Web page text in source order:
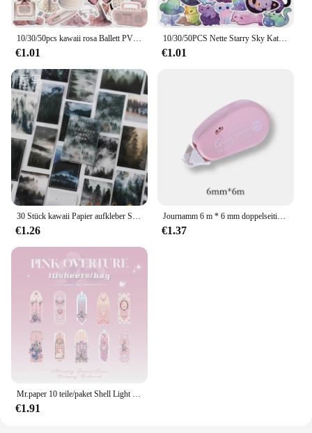
€1.01
10/30/50PCS Nette Starry Sky Katze PVC Aufkleber Ästhetische kinder Schreibwaren Dekoration Scrapbooking Schule Liefert für Kinder
€1.01
€1.26
Journamm 6 m * 6 mm doppelseitiges Klebeband mit Punkten, DIY, Scrapbooking, Collage, Fotoalbum, Schule, Schreibwaren, Rollenband
€1.37
€1.91